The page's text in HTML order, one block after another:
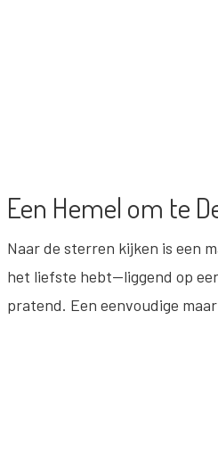
Een Hemel om te
Naar de sterren kijken is een
het liefste hebt—liggend op
pratend. Een eenvoudige